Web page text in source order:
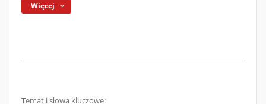
Więcej
Temat i słowa kluczowe: